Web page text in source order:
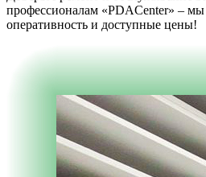
профессионалам «PDACenter» – мы
оперативность и доступные цены!